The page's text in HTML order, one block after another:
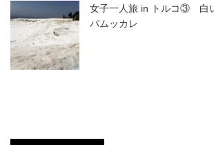
女子一人旅 in トルコ③ 白
パムッカレ